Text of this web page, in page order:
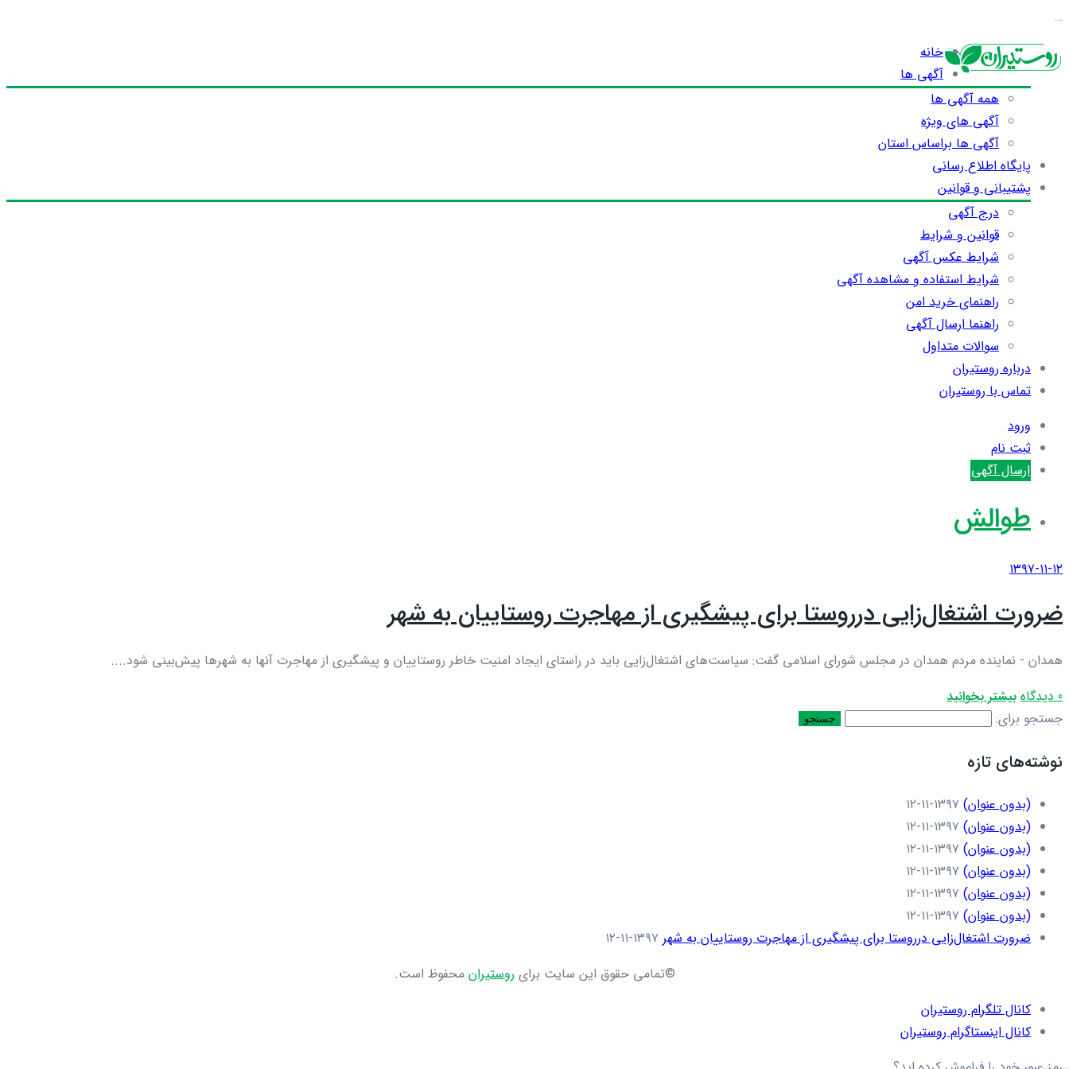
…
خانه
آگهی ها
همه آگهی ها
آگهی های ویژه
آگهی ها براساس استان
پایگاه اطلاع رسانی
پشتیبانی و قوانین
درج آگهی
قوانین و شرایط
شرایط عکس آگهی
شرایط استفاده و مشاهده آگهی
راهنمای خرید امن
راهنما ارسال آگهی
سوالات متداول
درباره روستیران
تماس با روستیران
ورود
ثبت نام
ارسال آگهی
طوالش
۱۳۹۷-۱۱-۱۲
ضرورت اشتغال‌زایی درروستا برای پیشگیری از مهاجرت روستاییان به شهر
همدان - نماینده مردم همدان در مجلس شورای اسلامی گفت: سیاست‌های اشتغال‌زایی باید در راستای ایجاد امنیت خاطر روستاییان و پیشگیری از مهاجرت آنها به شهرها پیش‌بینی شود....
0 دیدگاه
بیشتر بخوانید
جستجو برای:
نوشته‌های تازه
(بدون عنوان) ۱۳۹۷-۱۱-۱۲
(بدون عنوان) ۱۳۹۷-۱۱-۱۲
(بدون عنوان) ۱۳۹۷-۱۱-۱۲
(بدون عنوان) ۱۳۹۷-۱۱-۱۲
(بدون عنوان) ۱۳۹۷-۱۱-۱۲
(بدون عنوان) ۱۳۹۷-۱۱-۱۲
ضرورت اشتغال‌زایی درروستا برای پیشگیری از مهاجرت روستاییان به شهر ۱۳۹۷-۱۱-۱۲
©تمامی حقوق این سایت برای روستیران محفوظ است.
کانال تلگرام روستیران
کانال اینستاگرام روستیران